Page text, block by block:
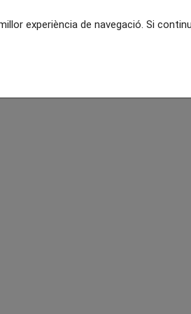
experiència de navegació. Si